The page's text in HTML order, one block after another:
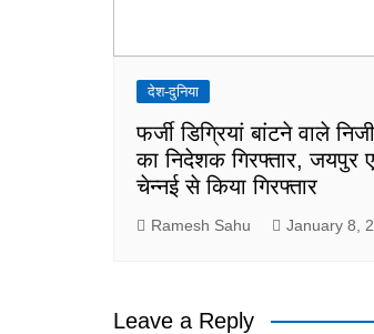
देश-दुनिया
फर्जी डिग्रियां बांटने वाले
का निदेशक गिरफ्तार,
चेन्नई से किया गिरफ्तार
Ramesh Sahu January 8,
Leave a Reply